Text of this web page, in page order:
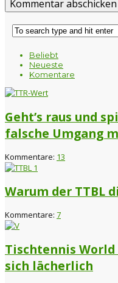
Beliebt
Neueste
Komentare
Geht’s raus und
falsche Umgang
Kommentare: 13
Warum der TTBL
Kommentare: 7
Tischtennis
sich lächerlich